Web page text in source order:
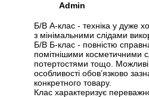
Admin
Б/В А-клас - техніка у дуже
з мінімальними слідами
Б/В Б-клас - повністю
помітнішими косметичними
потертостями тощо. Можливі
особливості обов’язково
конкретного товару.
Клас характеризує